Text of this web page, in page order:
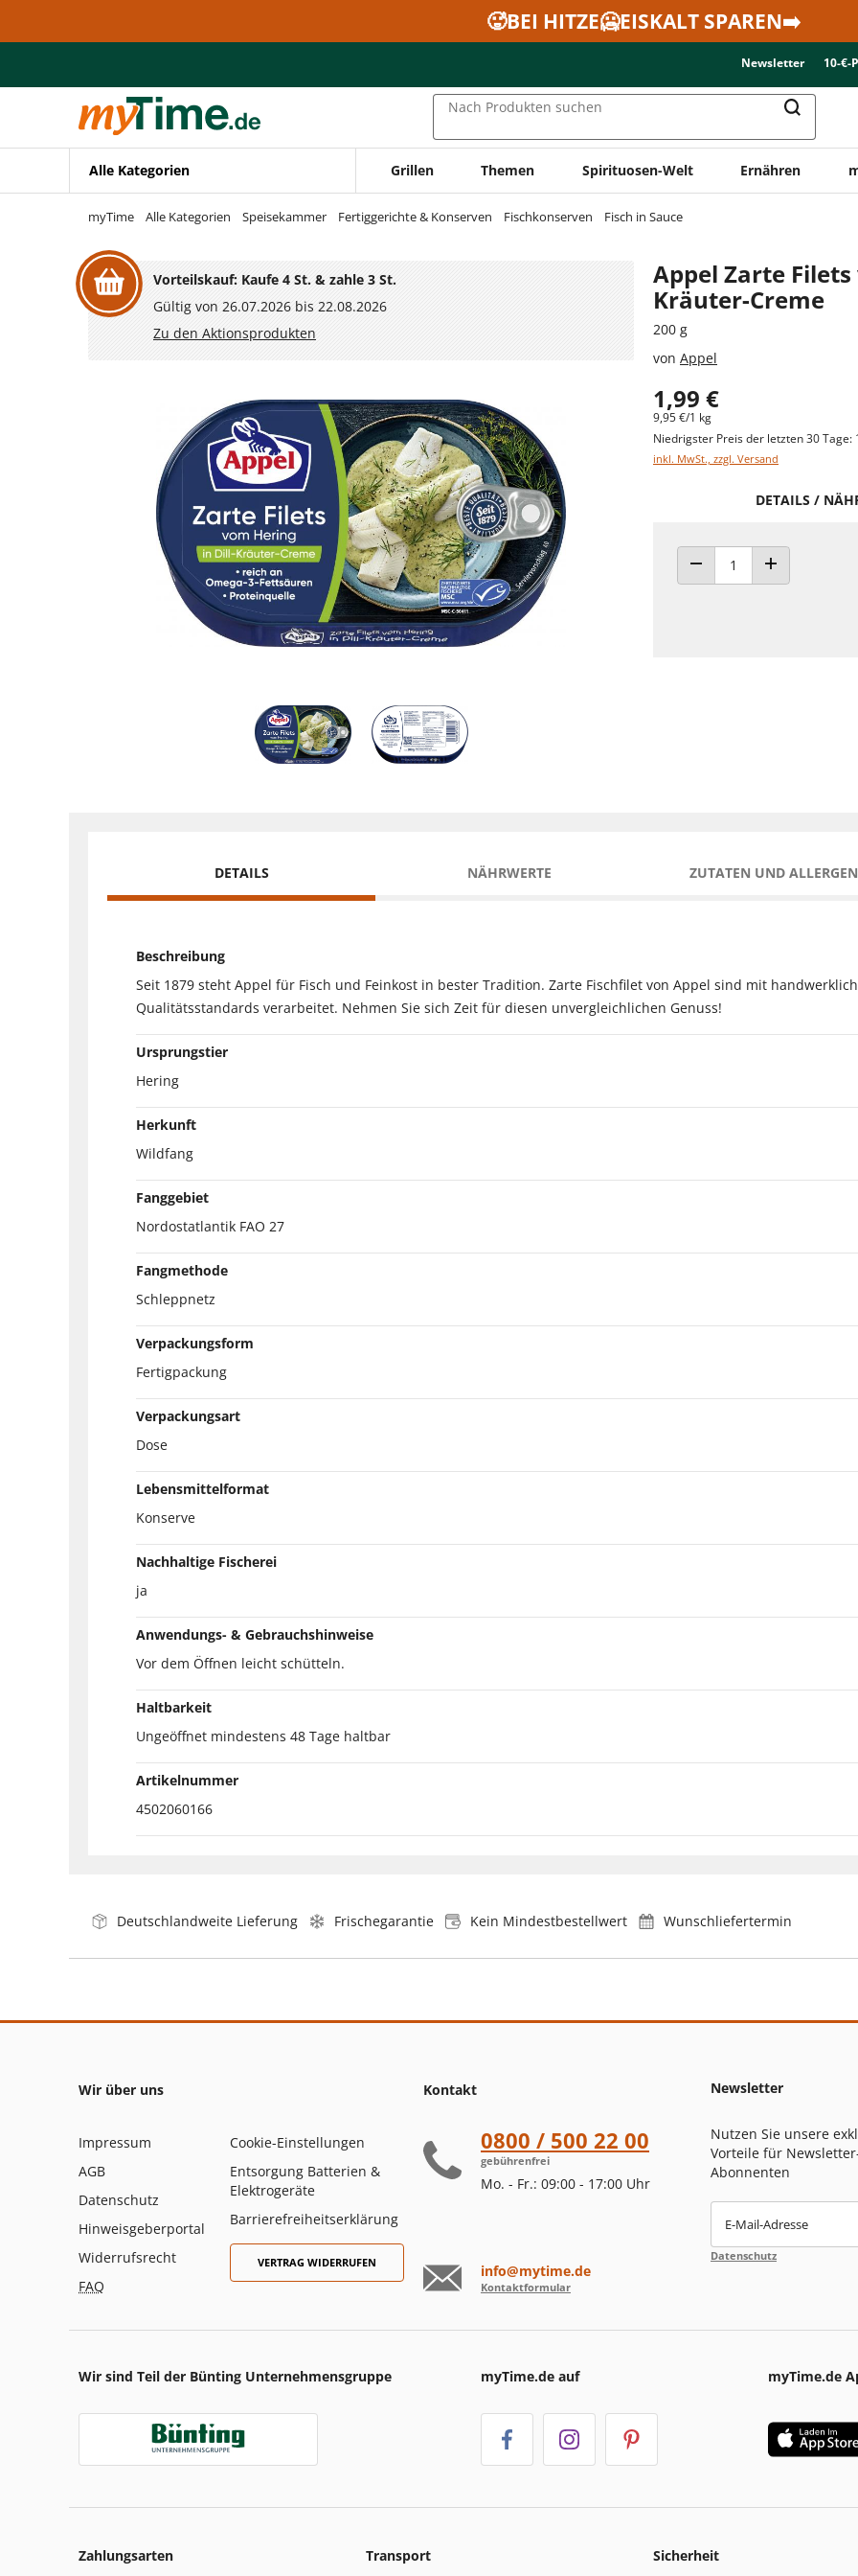
Zur Navigation springen
🥵BEI HITZE🥶EISKALT SPAREN➡️
Newsletter 10-€-
Nach Produkten suchen
Alle Kategorien Grillen Themen Spirituosen-Welt Ernähren
myTime Alle Kategorien Speisekammer Fertiggerichte & Konserven Fischkonserven Fisch in Sauce
Vorteilskauf: Kaufe 4 St. & zahle 3 St.
Gültig von 26.07.2026 bis 22.08.2026
Zu den Aktionsprodukten
Appel Zarte
Kräuter-Creme
200 g
von Appel
1,99 €
9,95 €/1 kg
Niedrigster Preis der letzten 30 Tage:
inkl. MwSt., zzgl. Versand
DETAILS /
ANZAHL VERRINGERN
ANZAHL
DETAILS NÄHRWERTE ZUTATEN UND
Beschreibung
Seit 1879 steht Appel für Fisch und Feinkost in bester Tradition. Zarte Fischfilet von Appel sind mit
Qualitätsstandards verarbeitet. Nehmen Sie sich Zeit für diesen unvergleichlichen Genuss!
Ursprungstier
Hering
Herkunft
Wildfang
Fanggebiet
Nordostatlantik FAO 27
Fangmethode
Schleppnetz
Verpackungsform
Fertigpackung
Verpackungsart
Dose
Lebensmittelformat
Konserve
Nachhaltige Fischerei
ja
Anwendungs- & Gebrauchshinweise
Vor dem Öffnen leicht schütteln.
Haltbarkeit
Ungeöffnet mindestens 48 Tage haltbar
Artikelnummer
4502060166
Deutschlandweite Lieferung Frischegarantie Kein Mindestbestellwert Wunschliefertermin
Wir über uns
Impressum
AGB
Datenschutz
Hinweisgeberportal
Widerrufsrecht
FAQ
Cookie-Einstellungen
Entsorgung Batterien &
Elektrogeräte
Barrierefreiheitserklärung
VERTRAG WIDERRUFEN
Kontakt
0800 / 500 22 00
gebührenfrei
Mo. - Fr.: 09:00 - 17:00 Uhr
info@mytime.de
Kontaktformular
Newsletter
Nutzen Sie unsere
Vorteile für
Abonnenten
E-Mail-Adresse
Datenschutz
Wir sind Teil der Bünting Unternehmensgruppe myTime.de auf myTime.de
Zahlungsarten Transport Sicherheit